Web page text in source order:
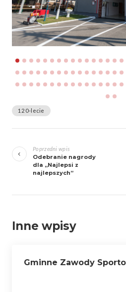
120-lecie
wpisyPoprzedni wpis
Odebranie nagrody
dla „Najlepsi z
najlepszych”
Inne wpisy
Gminne Zawody